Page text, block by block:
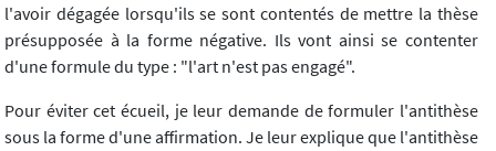
l'avoir dégagée lorsqu'ils se sont contentés de mettre la thèse
présupposée à la forme négative. Ils vont ainsi se contenter
d'une formule du type : "l'art n'est pas engagé".
Pour éviter cet écueil, je leur demande de formuler l'antithèse
sous la forme d'une affirmation. Je leur explique que l'antithèse